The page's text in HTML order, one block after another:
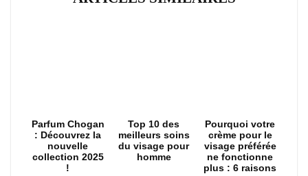
Parfum Chogan
: Découvrez la
nouvelle
collection 2025
!
Top 10 des
meilleurs soins
du visage pour
homme
Pourquoi votre
crème pour le
visage préférée
ne fonctionne
plus : 6 raisons